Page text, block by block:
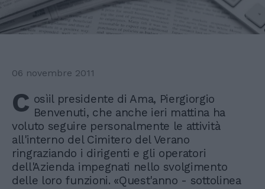
06 novembre 2011
C osìil presidente di Ama, Piergiorgio
Benvenuti, che anche ieri mattina ha
voluto seguire personalmente le attività
all'interno del Cimitero del Verano
ringraziando i dirigenti e gli operatori
dell'Azienda impegnati nello svolgimento
delle loro funzioni. «Quest'anno - sottolinea